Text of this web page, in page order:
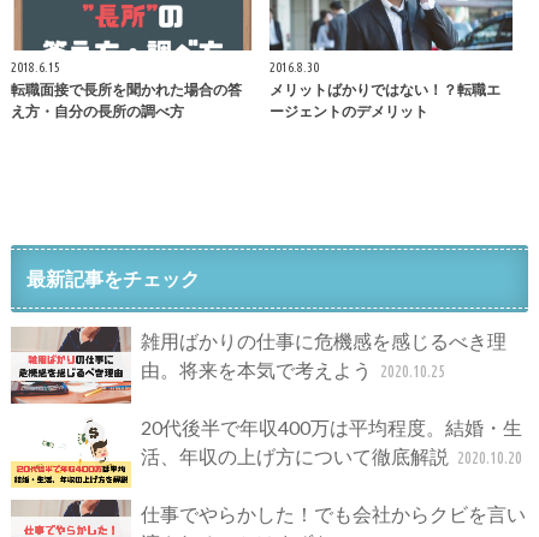
2018.6.15
転職面接で長所を聞かれた場合の答
え方・自分の長所の調べ方
2016.8.30
メリットばかりではない！？転職エ
ージェントのデメリット
最新記事をチェック
雑用ばかりの仕事に危機感を感じるべき理
由。将来を本気で考えよう
2020.10.25
20代後半で年収400万は平均程度。結婚・生
活、年収の上げ方について徹底解説
2020.10.20
仕事でやらかした！でも会社からクビを言い